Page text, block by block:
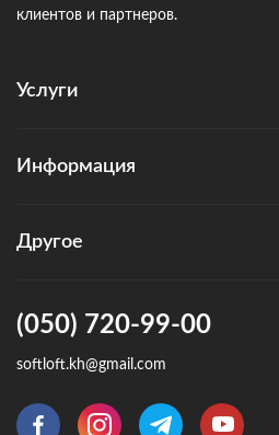
клиентов и партнеров.
Услуги
Информация
Другое
(050) 720-99-00
softloft.kh@gmail.com